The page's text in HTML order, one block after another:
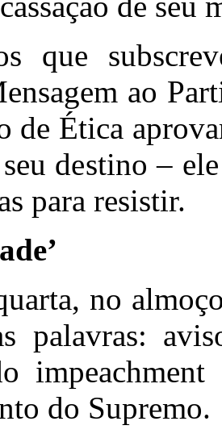
que
ao
de Ética
destino –
para resistir.
no
palavras:
do Supremo.